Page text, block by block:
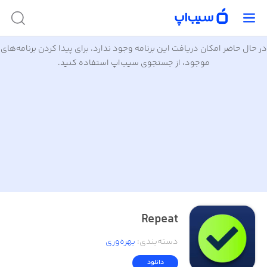
در حال حاضر امکان دریافت این برنامه وجود ندارد. برای پیدا کردن برنامه‌های
موجود، از جستجوی سیب‌اپ استفاده کنید.
Repeat
دسته‌بندی: بهره‌وری
دانلود